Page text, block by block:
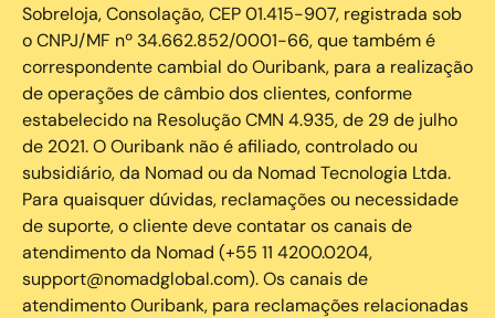
Sobreloja, Consolação, CEP 01.415-907, registrada sob
o CNPJ/MF nº 34.662.852/0001-66, que também é
correspondente cambial do Ouribank, para a realização
de operações de câmbio dos clientes, conforme
estabelecido na Resolução CMN 4.935, de 29 de julho
de 2021. O Ouribank não é afiliado, controlado ou
subsidiário, da Nomad ou da Nomad Tecnologia Ltda.
Para quaisquer dúvidas, reclamações ou necessidade
de suporte, o cliente deve contatar os canais de
atendimento da Nomad (+55 11 4200.0204,
support@nomadglobal.com). Os canais de
atendimento Ouribank, para reclamações relacionadas